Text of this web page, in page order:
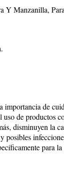
Y Manzanilla,
importancia de
de productos
disminuyen la
posibles
para